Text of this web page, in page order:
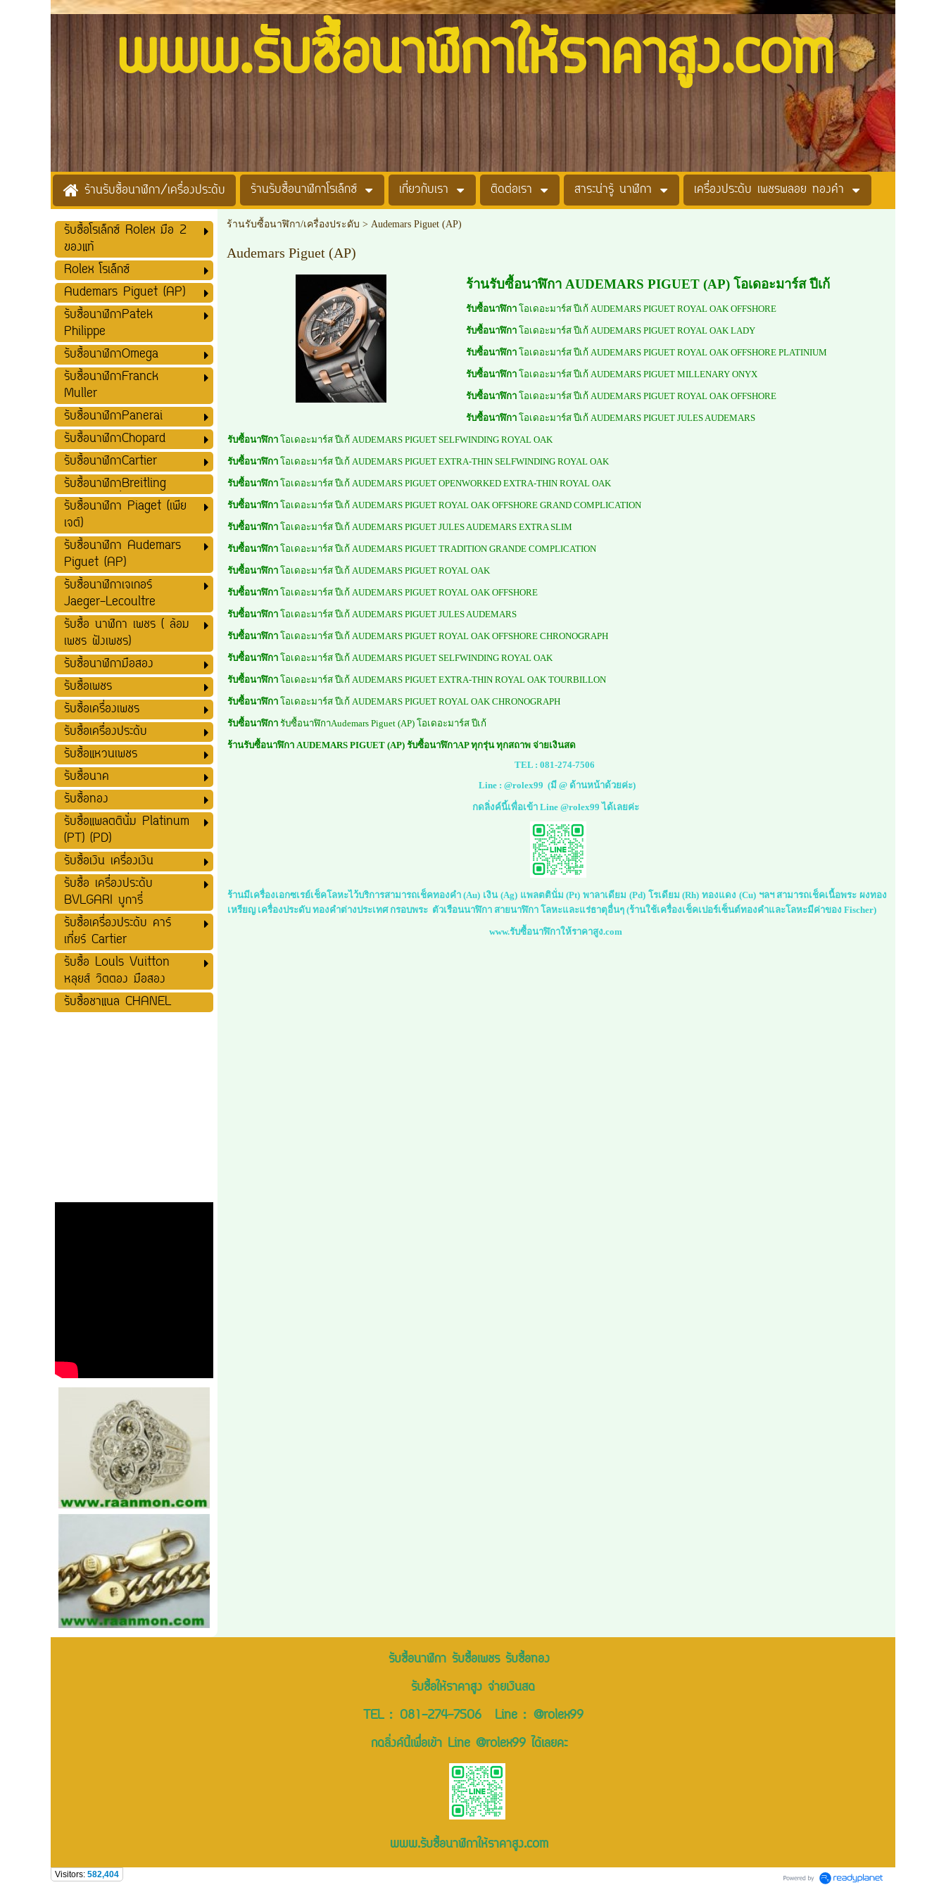
www.รับซื้อนาฬิกาให้ราคาสูง.com
ร้านรับซื้อนาฬิกา/เครื่องประดับ ร้านรับซื้อนาฬิกาโรเล็กซ์ เกี่ยวกับเรา ติดต่อเรา สาระน่ารู้ นาฬิกา เครื่องประดับ เพชรพลอย ทองคำ
รับซื้อโรเล็กซ์ Rolex มือ 2
ของแท้
Rolex โรเล็กซ์
Audemars Piguet (AP)
รับซื้อนาฬิกาPatek
Philippe
รับซื้อนาฬิกาOmega
รับซื้อนาฬิกาFranck
Muller
รับซื้อนาฬิกาPanerai
รับซื้อนาฬิกาChopard
รับซื้อนาฬิกาCartier
รับซื้อนาฬิกาฺฺBreitling
รับซื้อนาฬิกา Piaget (เพีย
เจต์)
รับซื้อนาฬิกา Audemars
Piguet (AP)
รับซื้อนาฬิกาเจเกอร์
Jaeger-Lecoultre
รับซื้อ นาฬิกา เพชร ( ล้อม
เพชร ฝังเพชร)
รับซื้อนาฬิกามือสอง
รับซื้อเพชร
รับซื้อเครื่องเพชร
รับซื้อเครื่องประดับ
รับซื้อแหวนเพชร
รับซื้อนาค
รับซื้อทอง
รับซื้อแพลตตินั่ม Platinum
(PT) (PD)
รับซื้อเงิน เครื่องเงิน
รับซื้อ เครื่องประดับ
BVLGARI บูการี่
รับซื้อเครื่องประดับ คาร์
เที่ยร์ Cartier
รับซื้อ Louls Vuitton
หลุยส์ วิตตอง มือสอง
รับซื้อชาแนล CHANEL
ร้านรับซื้อนาฬิกา/เครื่องประดับ > Audemars Piguet (AP)
Audemars Piguet (AP)
ร้านรับซื้อนาฬิกา AUDEMARS PIGUET (AP) โอเดอะมาร์ส ปีเก้
รับซื้อนาฬิกา โอเดอะมาร์ส ปีเก้ AUDEMARS PIGUET ROYAL OAK OFFSHORE
รับซื้อนาฬิกา โอเดอะมาร์ส ปีเก้ AUDEMARS PIGUET ROYAL OAK LADY
รับซื้อนาฬิกา โอเดอะมาร์ส ปีเก้ AUDEMARS PIGUET ROYAL OAK OFFSHORE PLATINIUM
รับซื้อนาฬิกา โอเดอะมาร์ส ปีเก้ AUDEMARS PIGUET MILLENARY ONYX
รับซื้อนาฬิกา โอเดอะมาร์ส ปีเก้ AUDEMARS PIGUET ROYAL OAK OFFSHORE
รับซื้อนาฬิกา โอเดอะมาร์ส ปีเก้ AUDEMARS PIGUET JULES AUDEMARS
รับซื้อนาฬิกาโอเดอะมาร์ส ปีเก้ AUDEMARS PIGUET SELFWINDING ROYAL OAK
รับซื้อนาฬิกาโอเดอะมาร์ส ปีเก้ AUDEMARS PIGUET EXTRA-THIN SELFWINDING ROYAL OAK
รับซื้อนาฬิกาโอเดอะมาร์ส ปีเก้ AUDEMARS PIGUET OPENWORKED EXTRA-THIN ROYAL OAK
รับซื้อนาฬิกาโอเดอะมาร์ส ปีเก้ AUDEMARS PIGUET ROYAL OAK OFFSHORE GRAND COMPLICATION
รับซื้อนาฬิกาโอเดอะมาร์ส ปีเก้ AUDEMARS PIGUET JULES AUDEMARS EXTRA SLIM
รับซื้อนาฬิกาโอเดอะมาร์ส ปีเก้ AUDEMARS PIGUET TRADITION GRANDE COMPLICATION
รับซื้อนาฬิกาโอเดอะมาร์ส ปีเก้ AUDEMARS PIGUET ROYAL OAK
รับซื้อนาฬิกาโอเดอะมาร์ส ปีเก้ AUDEMARS PIGUET ROYAL OAK OFFSHORE
รับซื้อนาฬิกาโอเดอะมาร์ส ปีเก้ AUDEMARS PIGUET JULES AUDEMARS
รับซื้อนาฬิกาโอเดอะมาร์ส ปีเก้ AUDEMARS PIGUET ROYAL OAK OFFSHORE CHRONOGRAPH
รับซื้อนาฬิกาโอเดอะมาร์ส ปีเก้ AUDEMARS PIGUET SELFWINDING ROYAL OAK
รับซื้อนาฬิกาโอเดอะมาร์ส ปีเก้ AUDEMARS PIGUET EXTRA-THIN ROYAL OAK TOURBILLON
รับซื้อนาฬิกาโอเดอะมาร์ส ปีเก้ AUDEMARS PIGUET ROYAL OAK CHRONOGRAPH
รับซื้อนาฬิการับซื้อนาฬิกาAudemars Piguet (AP) โอเดอะมาร์ส ปีเก้
ร้านรับซื้อนาฬิกา AUDEMARS PIGUET (AP) รับซื้อนาฬิกาAP ทุกรุ่น ทุกสถาพ จ่ายเงินสด
TEL : 081-274-7506
Line : @rolex99 (มี @ ด้านหน้าด้วยค่ะ)
กดลิ่งค์นี้เพื่อเข้า Line @rolex99 ได้เลยค่ะ
ร้านมีเครื่องเอกซเรย์เช็คโลหะไว้บริการสามารถเช็คทองคำ (Au) เงิน (Ag) แพลตตินั่ม (Pt) พาลาเดียม (Pd) โรเดียม (Rh) ทองแดง (Cu) ฯลฯ สามารถเช็คเนื้อพระ ผงทอง
เหรียญ เครื่องประดับ ทองคำต่างประเทศ กรอบพระ ตัวเรือนนาฬิกา สายนาฬิกา โลหะและแร่ธาตุอื่นๆ (ร้านใช้เครื่องเช็คเปอร์เซ็นต์ทองคำและโลหะมีค่าของ Fischer)
www.รับซื้อนาฬิกาให้ราคาสูง.com
รับซื้อนาฬิกา รับซื้อเพชร รับซื้อทอง
รับซื้อให้ราคาสูง จ่ายเงินสด
TEL : 081-274-7506Line : @rolex99
กดลิ่งค์นี้เพื่อเข้า Line @rolex99 ได้เลยคะ
www.รับซื้อนาฬิกาให้ราคาสูง.com
Visitors: 582,404